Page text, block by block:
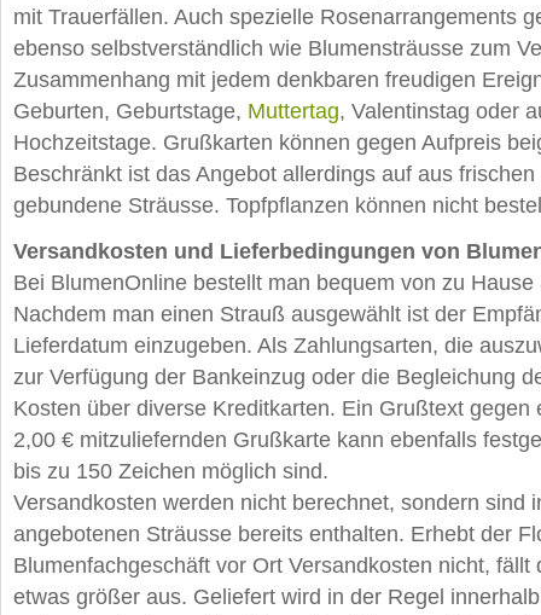
mit Trauerfällen. Auch spezielle Rosenarrangements
ebenso selbstverständlich wie Blumensträusse zum
Zusammenhang mit jedem denkbaren freudigen
Geburten, Geburtstage, Muttertag, Valentinstag oder
Hochzeitstage. Grußkarten können gegen Aufpreis
Beschränkt ist das Angebot allerdings auf aus
gebundene Sträusse. Topfpflanzen können nicht
Versandkosten und Lieferbedingungen von
Bei BlumenOnline bestellt man bequem von zu
Nachdem man einen Strauß ausgewählt ist der
Lieferdatum einzugeben. Als Zahlungsarten, die
zur Verfügung der Bankeinzug oder die Begleichung
Kosten über diverse Kreditkarten. Ein Grußtext gegen
2,00 € mitzuliefernden Grußkarte kann ebenfalls
bis zu 150 Zeichen möglich sind.
Versandkosten werden nicht berechnet, sondern sind
angebotenen Sträusse bereits enthalten. Erhebt der
Blumenfachgeschäft vor Ort Versandkosten nicht, fällt
etwas größer aus. Geliefert wird in der Regel